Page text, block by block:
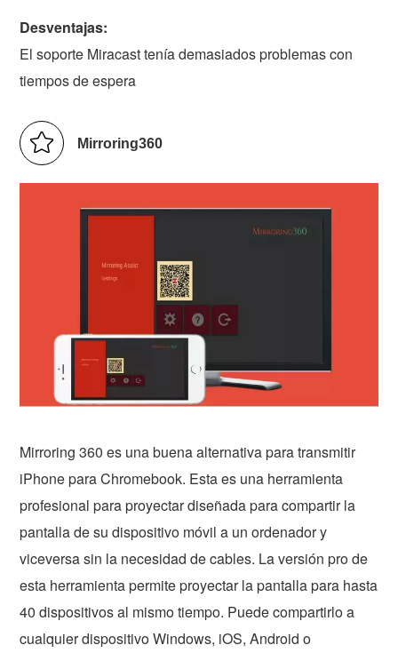
Desventajas:
El soporte Miracast tenía demasiados problemas con
tiempos de espera
Mirroring360
Mirroring 360 es una buena alternativa para transmitir
iPhone para Chromebook. Esta es una herramienta
profesional para proyectar diseñada para compartir la
pantalla de su dispositivo móvil a un ordenador y
viceversa sin la necesidad de cables. La versión pro de
esta herramienta permite proyectar la pantalla para hasta
40 dispositivos al mismo tiempo. Puede compartirlo a
cualquier dispositivo Windows, iOS, Android o